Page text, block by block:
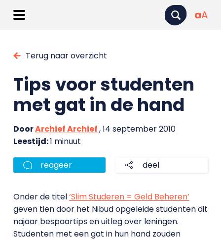
aA
Terug naar overzicht
Tips voor studenten
met gat in de hand
DoorArchief Archief, 14 september 2010
Leestijd:1 minuut
reageer deel
Onder de titel‘Slim Studeren = Geld Beheren’
geven tien door het Nibud opgeleide studenten dit
najaar bespaartips en uitleg over leningen.
Studenten met een gat in hun hand zouden